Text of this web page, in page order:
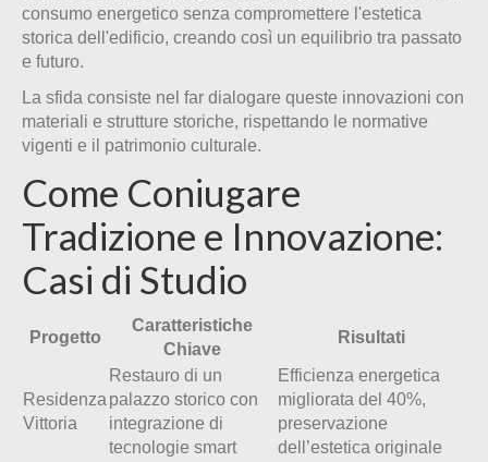
consumo energetico senza compromettere l'estetica
storica dell'edificio, creando così un equilibrio tra passato
e futuro.
La sfida consiste nel far dialogare queste innovazioni con
materiali e strutture storiche, rispettando le normative
vigenti e il patrimonio culturale.
Come Coniugare
Tradizione e Innovazione:
Casi di Studio
Progetto
Caratteristiche
Chiave
Risultati
Residenza
Vittoria
Restauro di un
palazzo storico con
integrazione di
tecnologie smart
Efficienza energetica
migliorata del 40%,
preservazione
dell’estetica originale